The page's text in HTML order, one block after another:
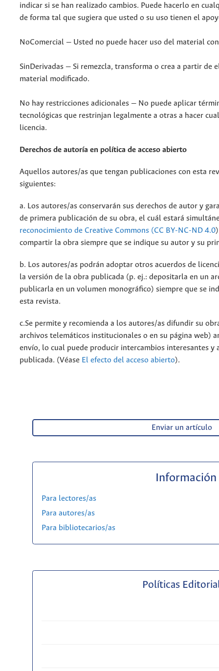
indicar si se han realizado cambios. Puede hacerlo en
de forma tal que sugiera que usted o su uso tienen el
NoComercial — Usted no puede hacer uso del material
SinDerivadas — Si remezcla, transforma o crea a partir
material modificado.
No hay restricciones adicionales — No puede aplicar
tecnológicas que restrinjan legalmente a otras a hacer
licencia.
Derechos de autoría en política de acceso abierto
Aquellos autores/as que tengan publicaciones con esta
siguientes:
a. Los autores/as conservarán sus derechos de autor y
de primera publicación de su obra, el cuál estará
reconocimiento de Creative Commons (CC BY-NC-ND 4.0
compartir la obra siempre que se indique su autor y su
b. Los autores/as podrán adoptar otros acuerdos de
la versión de la obra publicada (p. ej.: depositarla en un
publicarla en un volumen monográfico) siempre que se
esta revista.
c.Se permite y recomienda a los autores/as difundir su
archivos telemáticos institucionales o en su página web)
envío, lo cual puede producir intercambios interesantes y
publicada. (Véase El efecto del acceso abierto).
Enviar un artículo
Información
Para lectores/as
Para autores/as
Para bibliotecarios/as
Políticas